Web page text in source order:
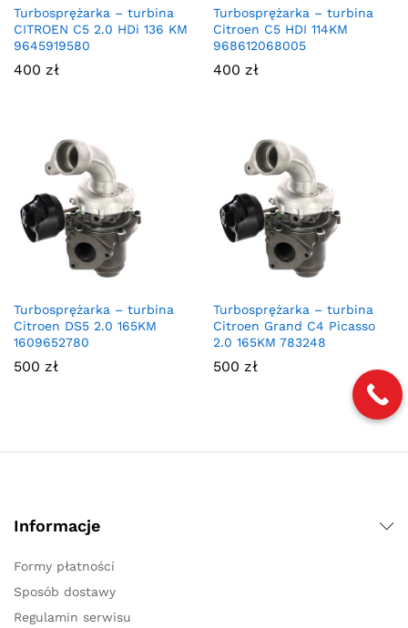
Turbosprężarka – turbina
CITROEN C5 2.0 HDi 136 KM
9645919580
400 zł
Turbosprężarka – turbina
Citroen C5 HDI 114KM
968612068005
400 zł
Turbosprężarka – turbina
Citroen DS5 2.0 165KM
1609652780
500 zł
Turbosprężarka – turbina
Citroen Grand C4 Picasso
2.0 165KM 783248
500 zł
Informacje
Formy płatności
Sposób dostawy
Regulamin serwisu